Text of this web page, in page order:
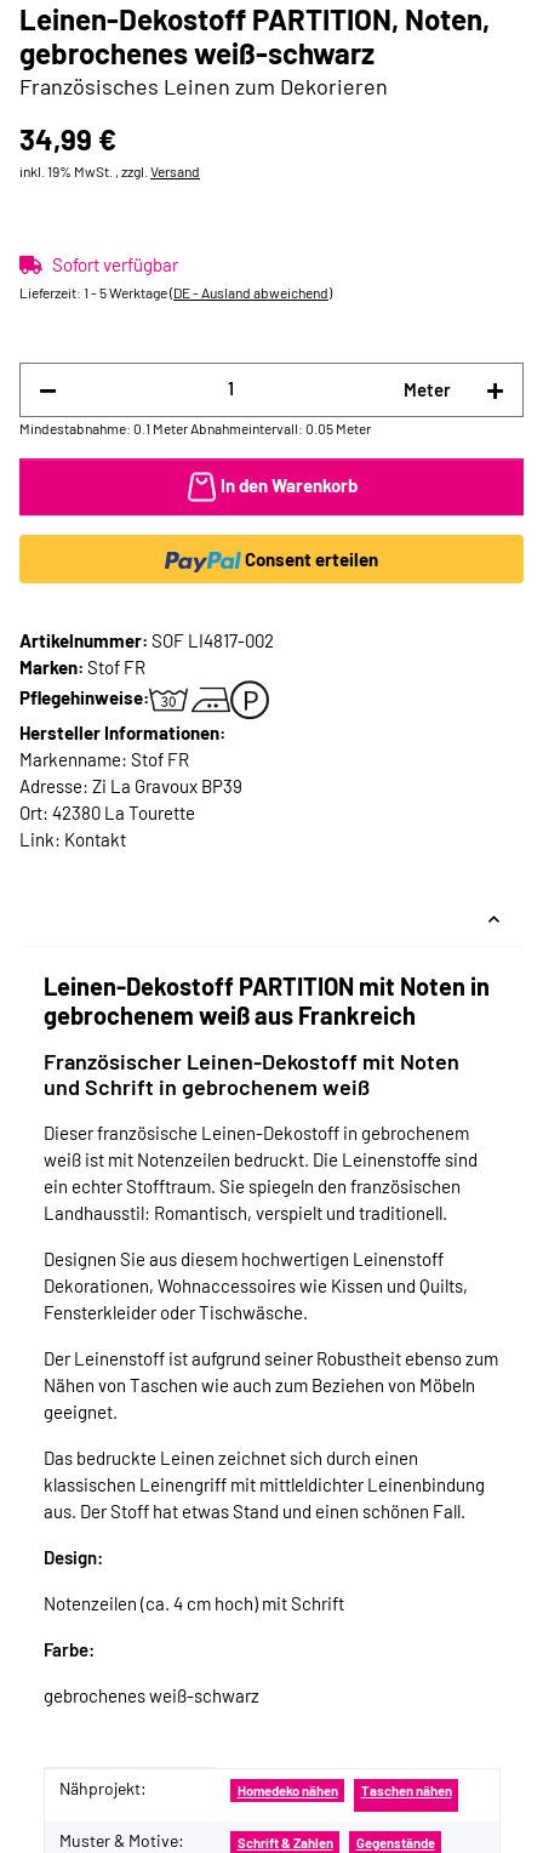
Leinen-Dekostoff PARTITION, Noten,
gebrochenes weiß-schwarz
Französisches Leinen zum Dekorieren
34,99 €
inkl. 19% MwSt. , zzgl. Versand
Sofort verfügbar
Lieferzeit: 1 - 5 Werktage(DE - Ausland abweichend)
Meter
Mindestabnahme: 0.1 Meter Abnahmeintervall: 0.05 Meter
In den Warenkorb
Consent erteilen
Artikelnummer: SOF LI4817-002
Marken: Stof FR
Pflegehinweise:
Hersteller Informationen:
Markenname: Stof FR
Adresse: Zi La Gravoux BP39
Ort: 42380 La Tourette
Link: Kontakt
Leinen-Dekostoff PARTITION mit Noten in
gebrochenem weiß aus Frankreich
Französischer Leinen-Dekostoff mit Noten
und Schrift in gebrochenem weiß
Dieser französische Leinen-Dekostoff in gebrochenem
weiß ist mit Notenzeilen bedruckt. Die Leinenstoffe sind
ein echter Stofftraum. Sie spiegeln den französischen
Landhausstil: Romantisch, verspielt und traditionell.
Designen Sie aus diesem hochwertigen Leinenstoff
Dekorationen, Wohnaccessoires wie Kissen und Quilts,
Fensterkleider oder Tischwäsche.
Der Leinenstoff ist aufgrund seiner Robustheit ebenso zum
Nähen von Taschen wie auch zum Beziehen von Möbeln
geeignet.
Das bedruckte Leinen zeichnet sich durch einen
klassischen Leinengriff mit mittleldichter Leinenbindung
aus. Der Stoff hat etwas Stand und einen schönen Fall.
Design:
Notenzeilen (ca. 4 cm hoch) mit Schrift
Farbe:
gebrochenes weiß-schwarz
Produkteigenschaft
Wert
Nähprojekt: Homedeko nähen Taschen nähen
Muster & Motive: Schrift & Zahlen Gegenstände